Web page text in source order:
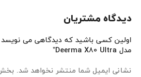
دیدگاه مشتریان
اولین کسی باشید که دیدگاهی می نویسد
مدل Deerma X80 Ultra”
نشانی ایمیل شما منتشر نخواهد شد.